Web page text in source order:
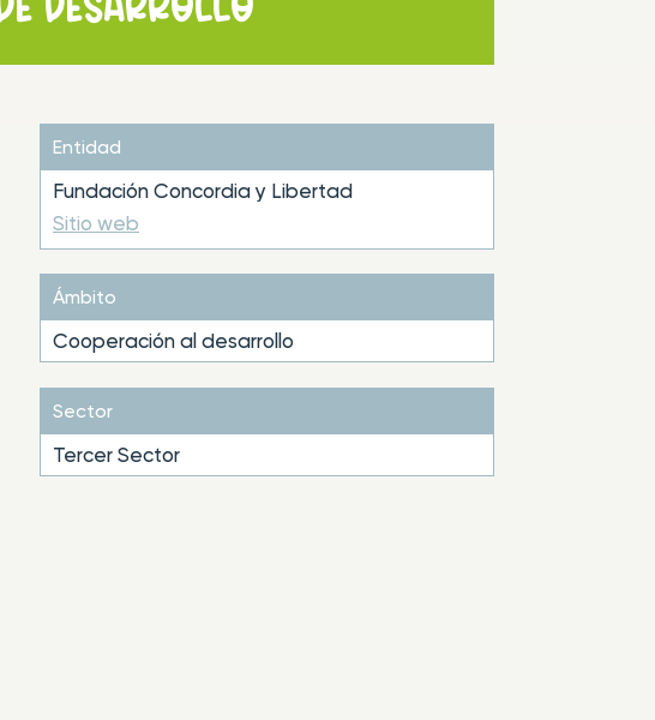
Entidad
Fundación Concordia y Libertad
Sitio web
Ámbito
Cooperación al desarrollo
Sector
Tercer Sector